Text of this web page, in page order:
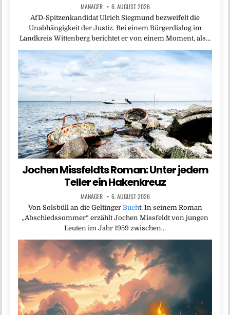
MANAGER 6. AUGUST 2026
AfD-Spitzenkandidat Ulrich Siegmund bezweifelt die
Unabhängigkeit der Justiz. Bei einem Bürgerdialog im
Landkreis Wittenberg berichtet er von einem Moment, als…
Jochen Missfeldts Roman: Unter jedem
Teller ein Hakenkreuz
MANAGER 6. AUGUST 2026
Von Solsbüll an die Geltinger Bucht: In seinem Roman
„Abschiedssommer“ erzählt Jochen Missfeldt von jungen
Leuten im Jahr 1959 zwischen…